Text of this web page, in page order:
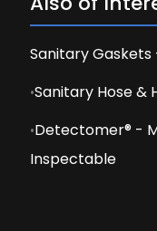
Sanitary
Sanitary Hose &
Detectomer® -
Inspectable